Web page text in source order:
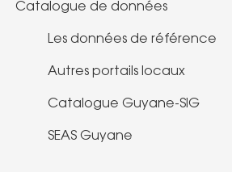
Catalogue de données
Les données de référence
Autres portails locaux
Catalogue Guyane-SIG
SEAS Guyane